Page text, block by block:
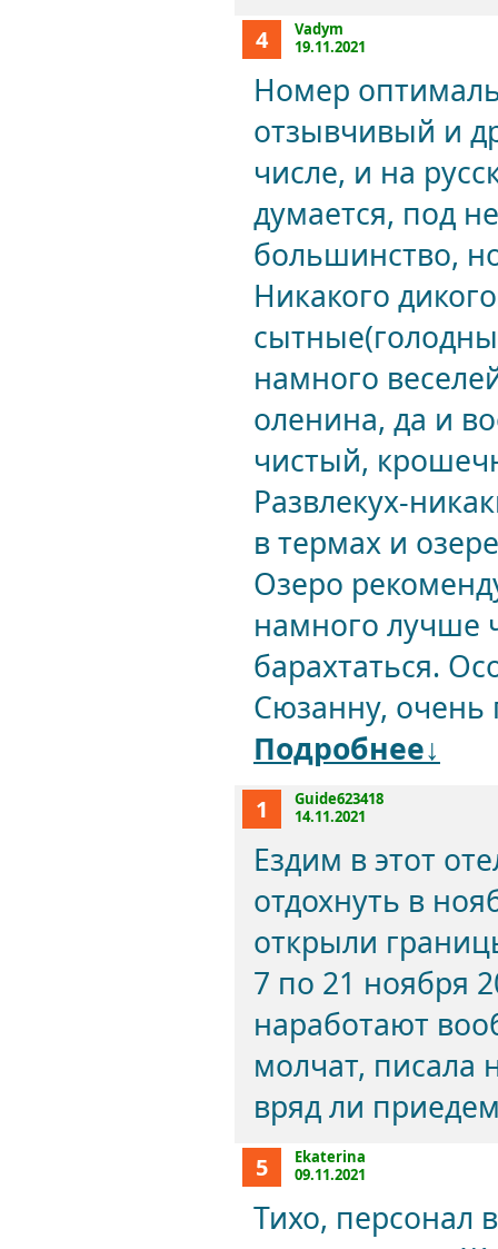
4
Vadym
19.11.2021
Номер
отзывчивый и
числе, и на
думается, под
большинство,
Никакого
намного
оленина, да и
чистый,
Развлекух-
в термах и
Озеро
намного лучше
барахтаться.
Сюзанну, очень
Подробнее↓
1
Guide623418
14.11.2021
Ездим в этот
отдохнуть в
открыли
7 по 21 ноября
наработают
молчат, писала
вряд ли
5
Ekaterina
09.11.2021
Тихо, персонал